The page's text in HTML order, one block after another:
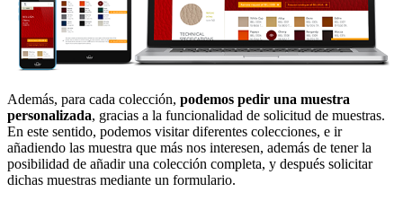
Además, para cada colección, podemos pedir una muestra
personalizada, gracias a la funcionalidad de solicitud de muestras.
En este sentido, podemos visitar diferentes colecciones, e ir
añadiendo las muestra que más nos interesen, además de tener la
posibilidad de añadir una colección completa, y después solicitar
dichas muestras mediante un formulario.